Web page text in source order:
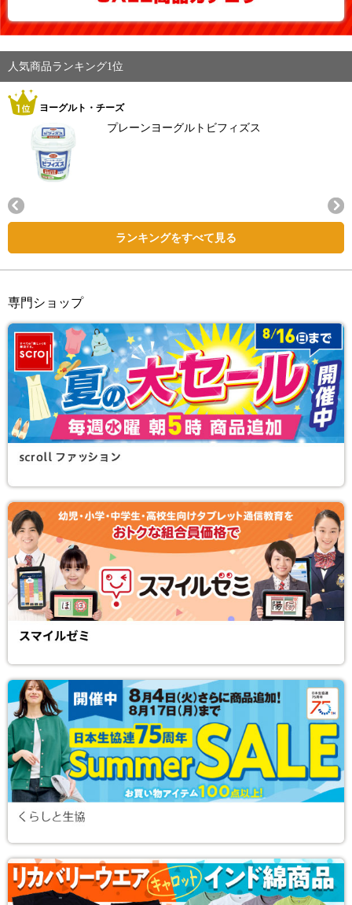
人気商品ランキング1位
ヨーグルト・チーズ
プレーンヨーグルトビフィズス
ランキングをすべて見る
専門ショップ